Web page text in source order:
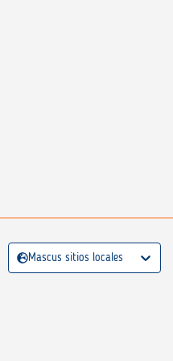
Mascus sitios locales